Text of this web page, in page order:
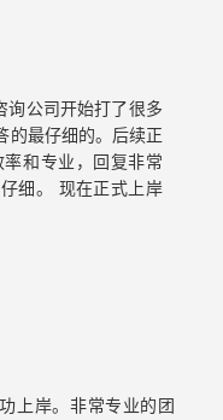
询公司开始打了很多
的最仔细的。后续正
和专业，回复非常
细。 现在正式上岸
友的需要的话我也
上岸。非常专业的团